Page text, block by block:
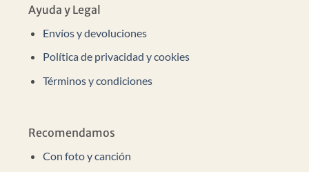
Ayuda y Legal
Envíos y devoluciones
Política de privacidad y cookies
Términos y condiciones
Recomendamos
Con foto y canción